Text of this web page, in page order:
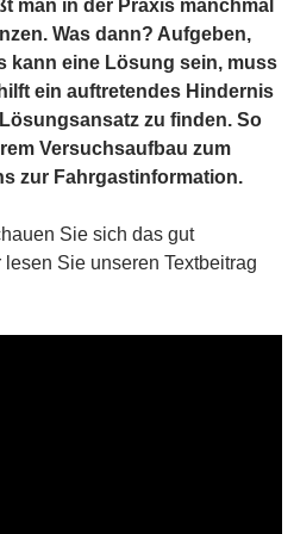
man in der Praxis manchmal
Was dann? Aufgeben,
kann eine Lösung sein, muss
ein auftretendes Hindernis
zu finden. So
Versuchsaufbau zum
zur Fahrgastinformation.
Sie sich das gut
Sie unseren Textbeitrag